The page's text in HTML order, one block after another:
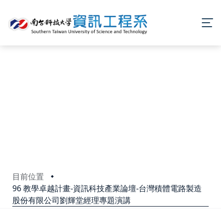
目前位置
96 教學卓越計畫-資訊科技產業論壇-台灣積體電路製造
股份有限公司劉輝堂經理專題演講